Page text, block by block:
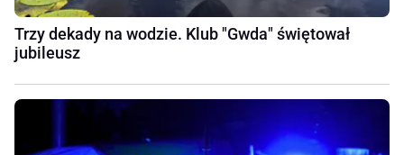
Trzy dekady na wodzie. Klub "Gwda" świętował
jubileusz